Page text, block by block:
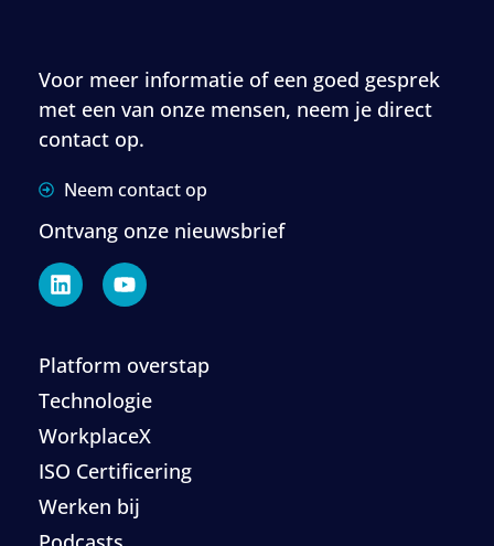
Voor meer informatie of een goed gesprek
met een van onze mensen, neem je direct
contact op.
Neem contact op
Ontvang onze nieuwsbrief
Platform overstap
Technologie
WorkplaceX
ISO Certificering
Werken bij